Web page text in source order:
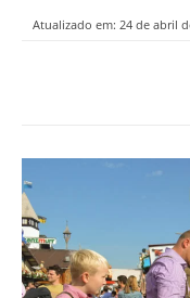
Atualizado em: 24 de abril